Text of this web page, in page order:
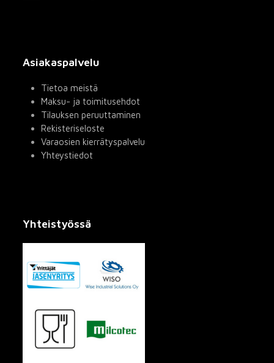
Asiakaspalvelu
Tietoa meistä
Maksu- ja toimitusehdot
Tilauksen peruuttaminen
Rekisteriseloste
Varaosien kierrätyspalvelu
Yhteystiedot
Yhteistyössä